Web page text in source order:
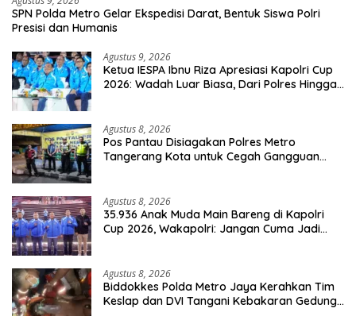
SPN Polda Metro Gelar Ekspedisi Darat, Bentuk Siswa Polri
Presisi dan Humanis
Agustus 9, 2026
Ketua IESPA Ibnu Riza Apresiasi Kapolri Cup
2026: Wadah Luar Biasa, Dari Polres Hingga
Agustus 8, 2026
Pos Pantau Disiagakan Polres Metro
Tangerang Kota untuk Cegah Gangguan
Agustus 8, 2026
35.936 Anak Muda Main Bareng di Kapolri
Cup 2026, Wakapolri: Jangan Cuma Jadi
Agustus 8, 2026
Biddokkes Polda Metro Jaya Kerahkan Tim
Keslap dan DVI Tangani Kebakaran Gedung